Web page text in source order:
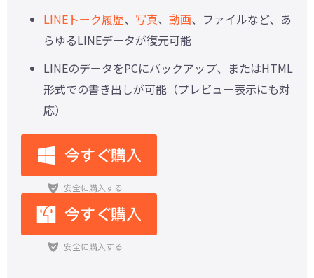
LINEトーク履歴、 写真、 動画、ファイルなど、あ
らゆるLINEデータが復元可能
LINEのデータをPCにバックアップ、またはHTML
形式での書き出しが可能（プレビュー表示にも対
応）